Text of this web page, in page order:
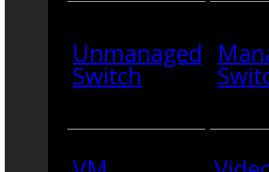
Unmanaged
Switch